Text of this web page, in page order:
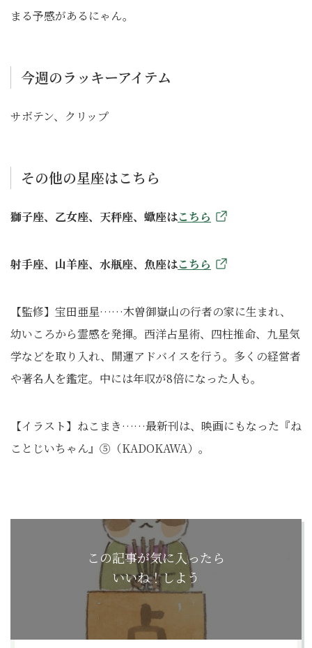
まる予感があるにゃん。
今週のラッキーアイテム
サボテン、クリップ
その他の星座はこちら
獅子座、乙女座、天秤座、蠍座はこちら
射手座、山羊座、水瓶座、魚座はこちら
【監修】宝田亜星……木曽御嶽山の行者の家に生まれ、
幼いころから霊感を発揮。西洋占星術、四柱推命、九星気
学などを取り入れ、開運アドバイスを行う。多くの経営者
や著名人を鑑定。中には年収が8倍になった人も。
【イラスト】ねこまき……最新刊は、映画にもなった『ね
ことじいちゃん』⑤（KADOKAWA）。
この記事が気に入ったら
いいね！しよう